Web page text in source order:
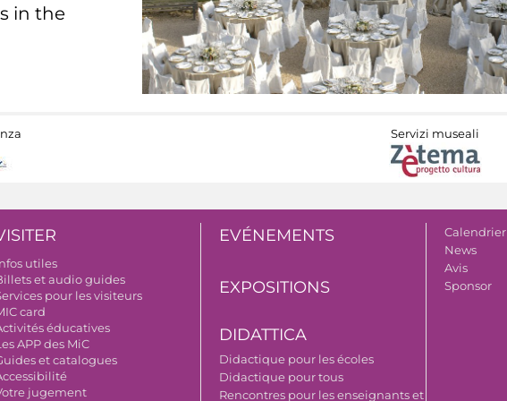
in the
Servizi museali
utiles
et audio guides
pour les visiteurs
card
éducatives
APP des MiC
et catalogues
jugement
EVÉNEMENTS
EXPOSITIONS
DIDATTICA
Didactique pour les écoles
Didactique pour tous
Rencontres pour les enseignants et
Calendrier
News
Avis
Sponsor